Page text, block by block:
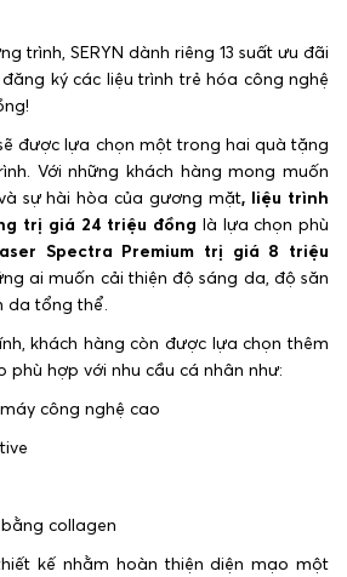
trình, SERYN dành riêng 13 suất ưu đãi
ký các liệu trình trẻ hóa công nghệ
được lựa chọn một trong hai quà tặng
Với những khách hàng mong muốn
sự hài hòa của gương mặt, liệu trình
trị giá 24 triệu đồng là lựa chọn phù
Spectra Premium trị giá 8 triệu
ai muốn cải thiện độ sáng da, độ săn
da tổng thể.
khách hàng còn được lựa chọn thêm
phù hợp với nhu cầu cá nhân như:
công nghệ cao
collagen
kế nhằm hoàn thiện diện mạo một